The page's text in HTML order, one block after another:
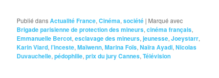
Publié dansActualité France,Cinéma,société | Marqué avec
Brigade parisienne de protection des mineurs,cinéma français,
Emmanuelle Bercot,esclavage des mineurs,jeunesse,Joeystarr,
Karin Viard,l’inceste,Maïwenn,Marina Foïs,Naïra Ayadi,Nicolas
Duvauchelle,pédophilie,prix du jury Cannes,Télévision